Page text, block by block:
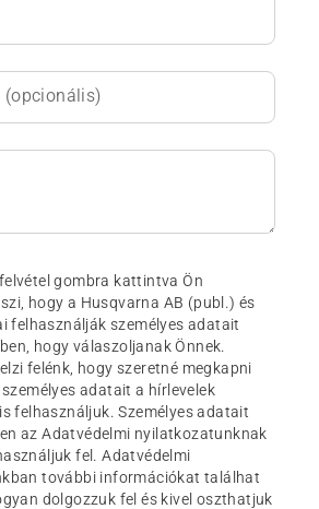
(opcionális)
gombra kattintva Ön
hogy a Husqvarna AB (publ.) és
felhasználják személyes adatait
hogy válaszoljanak Önnek.
felénk, hogy szeretné megkapni
adatait a hírlevelek
felhasználjuk. Személyes adatait
az Adatvédelmi nyilatkozatunknak
fel. Adatvédelmi
további információkat találhat
dolgozzuk fel és kivel oszthatjuk